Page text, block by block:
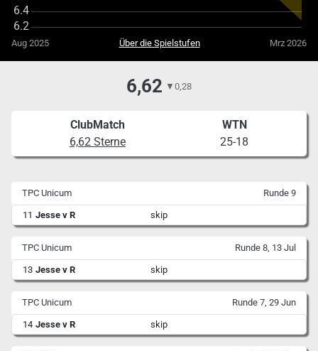
Aug 2025 Über die Spielstufen Mrz 2026
6,62 ▼ 0,28
ClubMatch
6,62 Sterne
WTN
25-18
TPC Unicum Runde 9
11 Jesse v R skip
TPC Unicum Runde 8, 13 Jul
13 Jesse v R skip
TPC Unicum Runde 7, 29 Jun
14 Jesse v R skip